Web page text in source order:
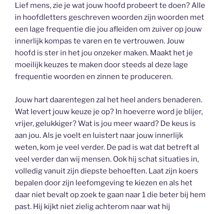
Lief mens, zie je wat jouw hoofd probeert te doen? Alle
in hoofdletters geschreven woorden zijn woorden met
een lage frequentie die jou afleiden om zuiver op jouw
innerlijk kompas te varen en te vertrouwen. Jouw
hoofd is ster in het jou onzeker maken. Maakt het je
moeilijk keuzes te maken door steeds al deze lage
frequentie woorden en zinnen te produceren.
Jouw hart daarentegen zal het heel anders benaderen.
Wat levert jouw keuze je op? In hoeverre word je blijer,
vrijer, gelukkiger? Wat is jou meer waard? De keus is
aan jou. Als je voelt en luistert naar jouw innerlijk
weten, kom je veel verder. De pad is wat dat betreft al
veel verder dan wij mensen. Ook hij schat situaties in,
volledig vanuit zijn diepste behoeften. Laat zijn koers
bepalen door zijn leefomgeving te kiezen en als het
daar niet bevalt op zoek te gaan naar 1 die beter bij hem
past. Hij kijkt niet zielig achterom naar wat hij